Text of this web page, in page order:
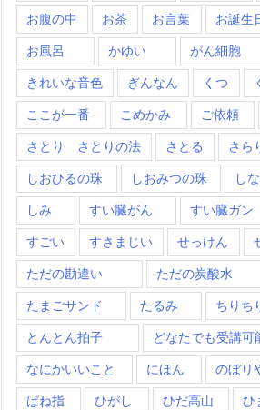
お腹の中 お茶 お言葉 お誕生
お風呂 かゆい がん細胞
きれいな音色 ぎんなん くつ
ここが一番 こめかみ ご依頼
さとり さとりの法 さとる さら
しおひるの珠 しおみつの珠 し
しみ すい臓がん すい臓ガン
すごい すさまじい せっけん
ただの勘違い ただの炭酸水
たまごサンド たるみ ちりち
とんとん拍子 どなたでも受講可
なにかいいこと にほん のぼり
ばね指 ひがし ひだ高山 ひ